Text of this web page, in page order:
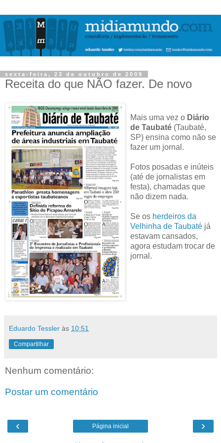
sexta-feira, 23 de outubro de 2009
Receita do que NÃO fazer. De novo
Mais uma vez o Diário
de Taubaté (Taubaté,
SP) ensina como não se
fazer um jornal.
Fotos posadas e inúteis
(até de jornalistas em
festa), chamadas que
não dizem nada.
Se os herdeiros da
Velhinha de Taubaté já
estavam cansados,
agora estudam trocar de
jornal.
Eduardo Tessler às 10:51
Compartilhar
Nenhum comentário:
Postar um comentário
‹ ›
Página inicial